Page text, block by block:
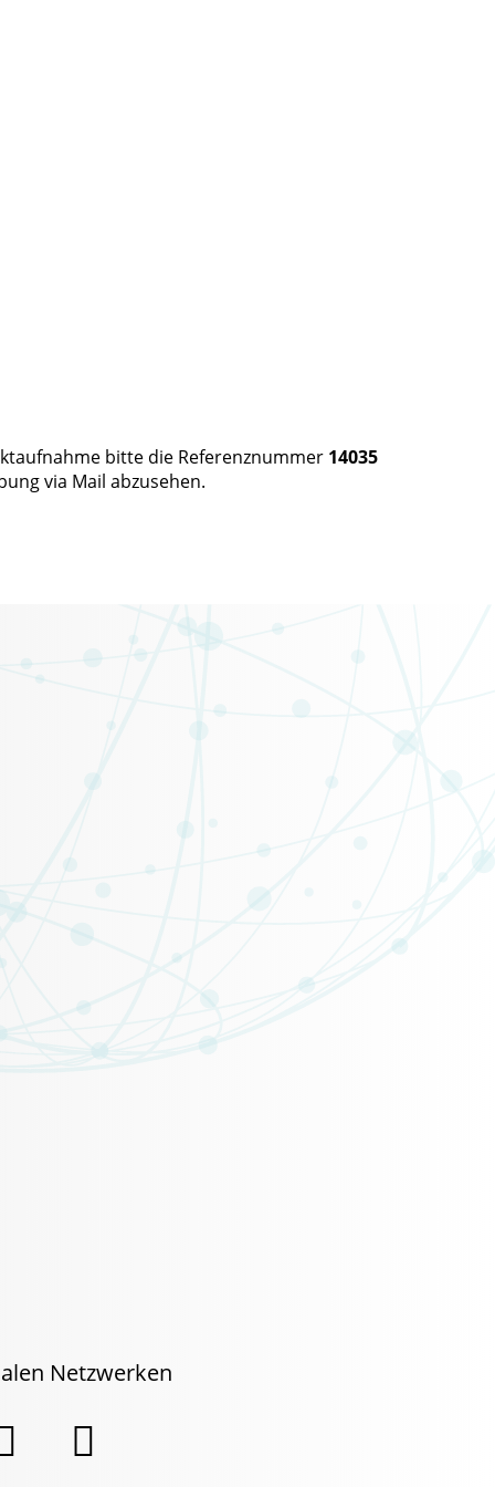
bitte die Referenznummer 14035
via Mail abzusehen.
Netzwerken
